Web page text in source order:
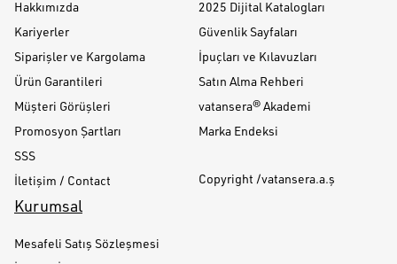
Hakkımızda
Kariyerler
Siparişler ve Kargolama
Ürün Garantileri
Müşteri Görüşleri
Promosyon Şartları
SSS
İletişim / Contact
2025 Dijital Katalogları
Güvenlik Sayfaları
İpuçları ve Kılavuzları
Satın Alma Rehberi
vatansera® Akademi
Marka Endeksi
Copyright /vatansera.a.ş
Kurumsal
Mesafeli Satış Sözleşmesi